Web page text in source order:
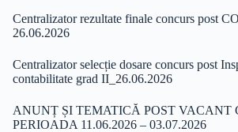
Centralizator rezultate finale concurs post
26.06.2026
Centralizator selecție dosare concurs post
contabilitate grad II_26.06.2026
ANUNȚ ȘI TEMATICĂ POST VACANT
PERIOADA 11.06.2026 – 03.07.2026